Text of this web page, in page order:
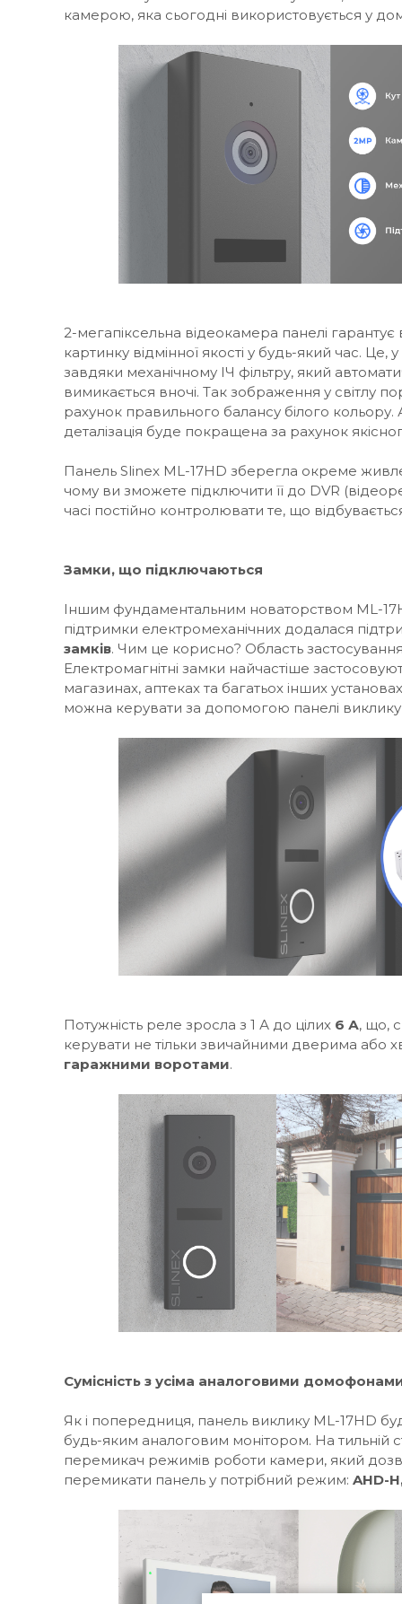
камерою, яка сьогодні використовується у
2-мегапіксельна відеокамера панелі
картинку відмінної якості у будь-який час.
завдяки механічному ІЧ фільтру, який
вимикається вночі. Так зображення у світлу
рахунок правильного балансу білого
деталізація буде покращена за рахунок
Панель Slinex ML-17HD зберегла окреме
чому ви зможете підключити її до DVR
часі постійно контролювати те, що
Замки, що підключаються
Іншим фундаментальним новаторством ML-
підтримки електромеханічних додалася
замків. Чим це корисно? Область
Електромагнітні замки найчастіше
магазинах, аптеках та багатьох інших
можна керувати за допомогою панелі виклику
Потужність реле зросла з 1 А до цілих 6 А, що,
керувати не тільки звичайними дверима або
гаражними воротами.
Сумісність з усіма аналоговими
Як і попередниця, панель виклику ML-17HD
будь-яким аналоговим монітором. На тильній
перемикач режимів роботи камери, який
перемикати панель у потрібний режим:AHD-